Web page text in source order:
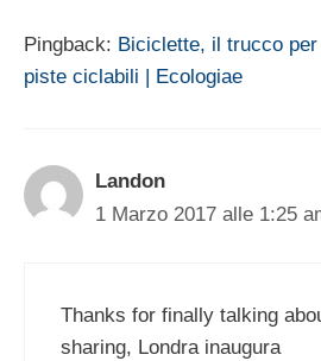
Pingback: Biciclette, il trucco
piste ciclabili | Ecologiae
Landon
1 Marzo 2017 alle 1:25
Thanks for finally talking
sharing, Londra inaugura